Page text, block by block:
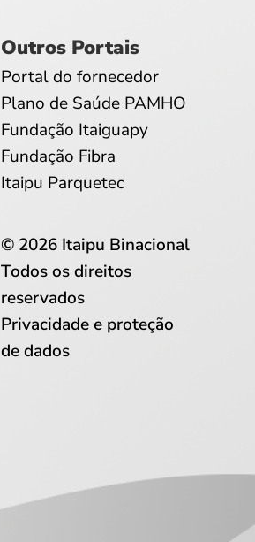
Outros Portais
Portal do fornecedor
Plano de Saúde PAMHO
Fundação Itaiguapy
Fundação Fibra
Itaipu Parquetec
© 2026 Itaipu Binacional
Todos os direitos
reservados
Privacidade e proteção
de dados